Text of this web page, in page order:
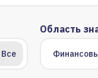
Все
Область